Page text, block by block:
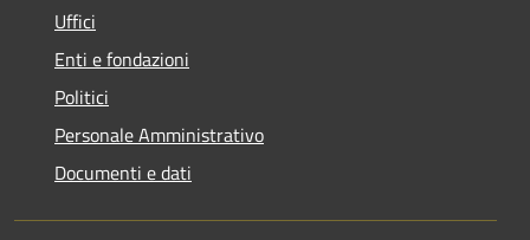
Uffici
Enti e fondazioni
Politici
Personale Amministrativo
Documenti e dati